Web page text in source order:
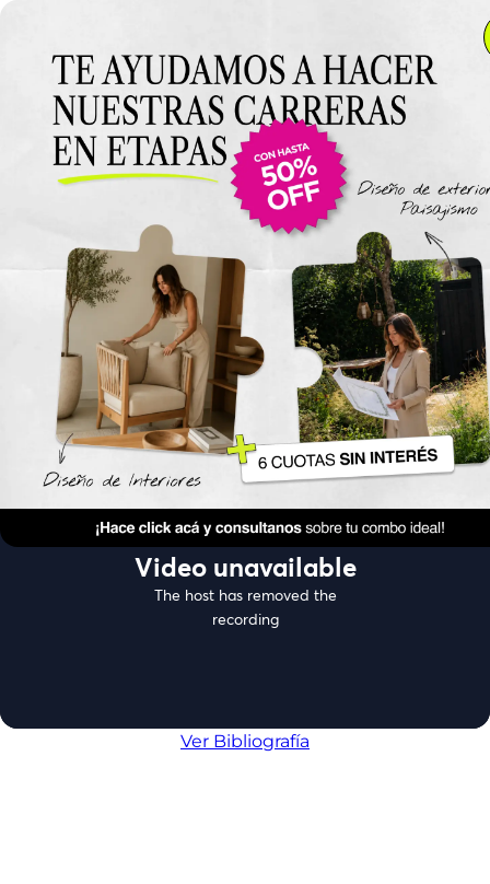
Anterior Clase
Clase 2
Materiales
Ver Bibliografía